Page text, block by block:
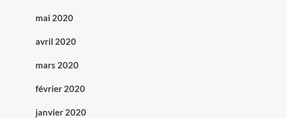
mai 2020
avril 2020
mars 2020
février 2020
janvier 2020